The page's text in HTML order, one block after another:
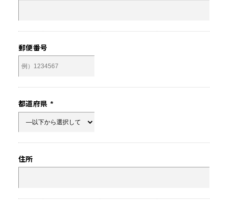
郵便番号
都道府県 *
住所